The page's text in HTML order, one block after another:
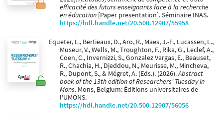
efficacité des futurs enseignants face à la recherche
en éducation [Paper presentation]. Séminaire INAS.
https://hdl.handle.net/20.500.12907/55958
Equeter, L., Bertieaux, D., Aro, R., Maes, J.-F., Lucassen, L.,
Museur, V., Wells, M., Troughton, F., Rika, G., Leclef, A.,
Coen, C., Invernizzi, S., Gonzalez Vargas, E., Beauset,
R., Chachia, H., Djeddou, N., Meurisse, M., Mincheva,
R., Dupont, S., & Mégret, A. (Eds.). (2026).Abstract
book of the 13th edition of Researchers' Tuesday in
Mons. Mons, Belgium: Éditions universitaires de
l'UMONS.
https://hdl.handle.net/20.500.12907/56056